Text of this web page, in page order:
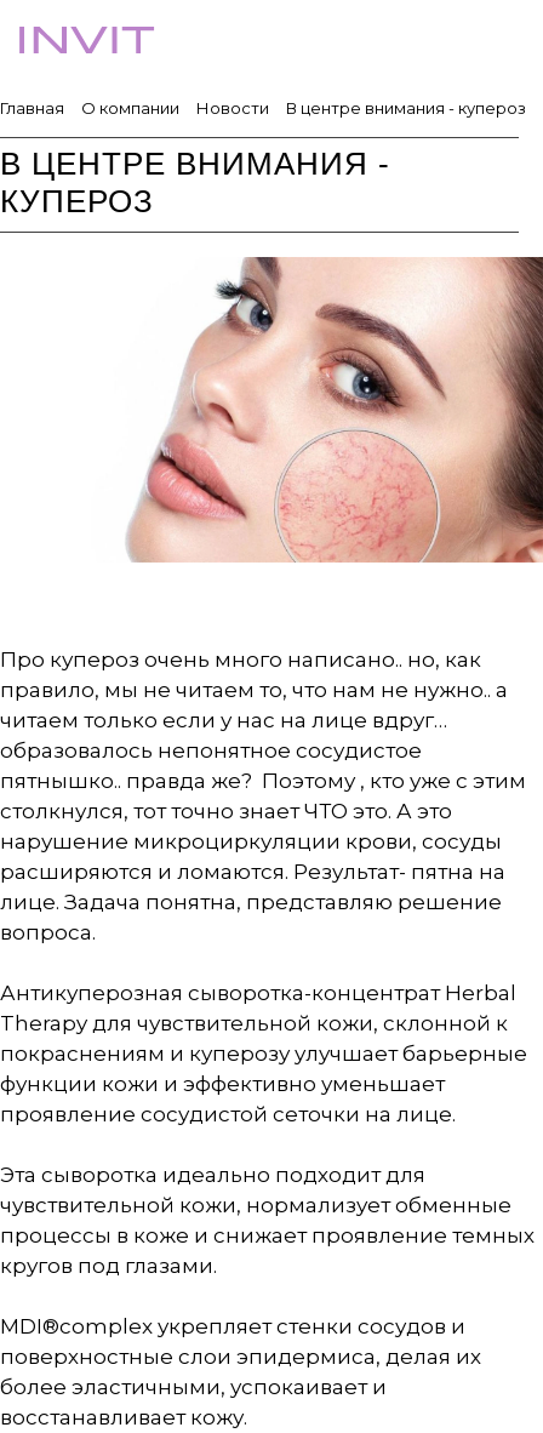
Главная О компании Новости В центре внимания - купероз
В ЦЕНТРЕ ВНИМАНИЯ -
КУПЕРОЗ
Про купероз очень много написано.. но, как
правило, мы не читаем то, что нам не нужно.. а
читаем только если у нас на лице вдруг…
образовалось непонятное сосудистое
пятнышко.. правда же? Поэтому , кто уже с этим
столкнулся, тот точно знает ЧТО это. А это
нарушение микроциркуляции крови, сосуды
расширяются и ломаются. Результат- пятна на
лице. Задача понятна, представляю решение
вопроса.
Антикуперозная сыворотка-концентрат Herbal
Therapy для чувствительной кожи, склонной к
покраснениям и куперозу улучшает барьерные
функции кожи и эффективно уменьшает
проявление сосудистой сеточки на лице.
Эта сыворотка идеально подходит для
чувствительной кожи, нормализует обменные
процессы в коже и снижает проявление темных
кругов под глазами.
MDI®complex укрепляет стенки сосудов и
поверхностные слои эпидермиса, делая их
более эластичными, успокаивает и
восстанавливает кожу.